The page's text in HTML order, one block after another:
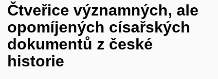
Čtveřice významných, ale
opomíjených císařských
dokumentů z české
historie